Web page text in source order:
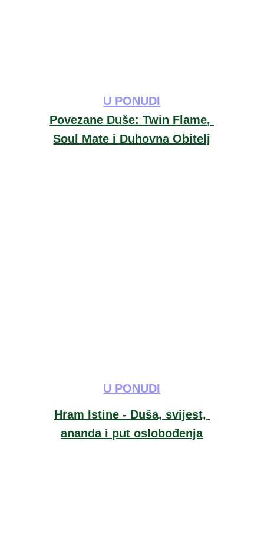
Povezane Duše: Twin Flame,
Soul Mate i Duhovna Obitelj
U PONUDI
Hram Istine - Duša, svijest,
ananda i put oslobođenja
U PONUDI